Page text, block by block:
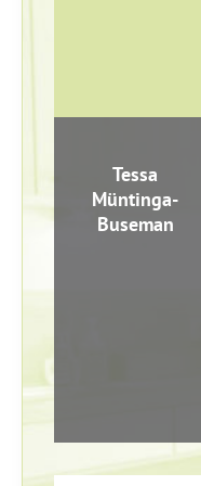
Tessa
Müntinga-
Buseman